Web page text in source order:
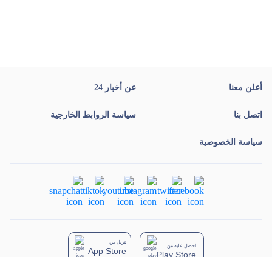
أعلن معنا عن أخبار 24
اتصل بنا سياسة الروابط الخارجية
سياسة الخصوصية
تنزيل من
App Store
احصل عليه من
Play Store